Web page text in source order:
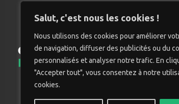
Salut, c'est nous les cookies !
Nous utilisons des cookies pour améliorer
de navigation, diffuser des publicités ou du
personnalisés et analyser notre trafic. En
"Accepter tout", vous consentez à notre
cookies.